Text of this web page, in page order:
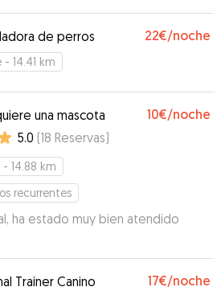
de perros 22€/noche
- 14.41 km
una mascota 10€/noche
5.0 (18 Reservas)
- 14.88 km
recurrentes
ha estado muy bien atendido
Trainer Canino 17€/noche